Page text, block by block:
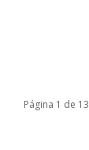
Página 1 de 13